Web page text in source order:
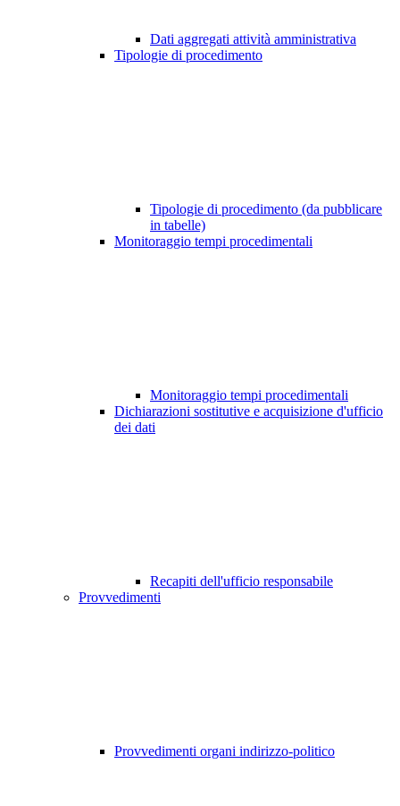
Dati aggregati attività amministrativa
Tipologie di procedimento
Tipologie di procedimento (da pubblicare
in tabelle)
Monitoraggio tempi procedimentali
Monitoraggio tempi procedimentali
Dichiarazioni sostitutive e acquisizione d'ufficio
dei dati
Recapiti dell'ufficio responsabile
Provvedimenti
Provvedimenti organi indirizzo-politico